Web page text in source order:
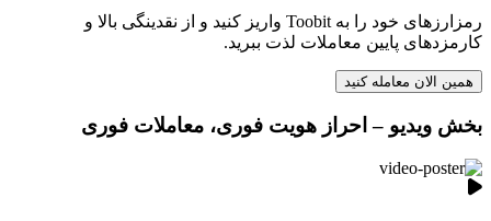
رمزارزهای خود را به Toobit واریز کنید و از نقدینگی بالا و
کارمزدهای پایین معاملات لذت ببرید.
همین الان معامله کنید
بخش ویدیو – احراز هویت فوری، معاملات فوری